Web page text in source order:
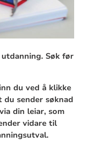
Søk før
du ved å klikke
du sender søknad
din leiar, som
vidare til